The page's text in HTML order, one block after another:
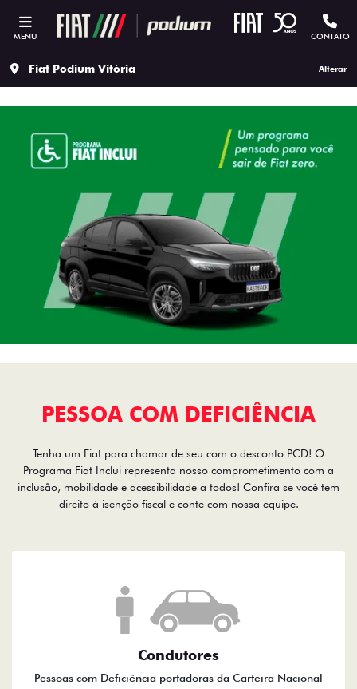
MENU CONTATO
Fiat Podium Vitória Alterar
PESSOA COM DEFICIÊNCIA
Tenha um Fiat para chamar de seu com o desconto PCD! O
Programa Fiat Inclui representa nosso comprometimento com a
inclusão, mobilidade e acessibilidade a todos! Confira se você tem
direito à isenção fiscal e conte com nossa equipe.
Condutores
Pessoas com Deficiência portadoras da Carteira Nacional